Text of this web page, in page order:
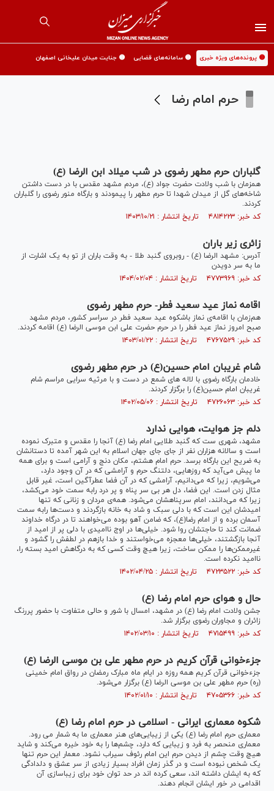
🟡 پرونده‌های ویژه خبری 🟡 سامانه‌های قضایی 🟡 جنایت میدان علیخانی اصفهان
حرم امام رضا
گلباران حرم مطهر رضوی در شب میلاد ابن الرضا (ع)
همزمان با شب ولادت حضرت جواد (ع)، مردم مشهد مقدس با در دست داشتن
شاخه‌های گل از میدان شهدا تا حرم مطهر را پیمودند و بارگاه منور رضوی را گلباران
کردند.
کد خبر: ۴۸۱۴۲۲۳ تاریخ انتشار : ۱۴۰۳/۱۰/۲۱
زائری زیر باران
آدرس: مشهد الرضا (ع) - روبروی گنبد طلا - به وقت باران از تو به یک اشارت از
ما به سر دویدن
کد خبر: ۴۷۷۳۹۶۹ تاریخ انتشار : ۱۴۰۴/۰۲/۰۴
اقامه نماز عید سعید فطر- حرم مطهر رضوی
هم‌زمان با اقامه‌ی نماز باشکوه عید سعید فطر در سراسر کشور، مردم مشهد
صبح امروز نماز عید فطر را در حرم حضرت علی ابن موسی الرضا (ع) اقامه کردند.
کد خبر: ۴۷۶۷۵۲۹ تاریخ انتشار : ۱۴۰۳/۰۱/۲۲
شام غریبان امام حسین(ع) در حرم مطهر رضوی
خادمان بارگاه رضوی با لاله های شمع در دست و با مرثیه سرایی مراسم شام
غریبان امام حسین(ع) را برگزار کردند.
کد خبر: ۴۷۲۶۰۶۳ تاریخ انتشار : ۱۴۰۲/۰۵/۰۶
دلم جز هوایت، هوایی ندارد
مشهد، شهری ست که گنبد طلایی امام رضا (ع) آنجا را مقدس و متبرک نموده
است و سالانه هزاران نفر از جای جای جهان اسلام به این شهر آمده تا دستانشان
به ضریح این بارگاه برسد. حرم امام هشتم، مکان دنج و آرامی است و برای همه
ما پیش می‌آید که روزهایی، دلتنگ حرم و آرامشی که در آن وجود دارد،
می‌شویم، زیرا که می‌دانیم، آرامشی که در آن فضا عطرآگین است، غیر قابل
مثال زدن است. این فضا، دل هر بی سر پناه و پر درد رابه سمت خود می‌کشد،
زیرا که می‌دانند، امام سرپناهشان می‌شود. همه‌ی مردان و زنانی که تنها
امیدشان این است که با دلی سبک و شاد به خانه بازگردند و دست‌ها رابه سمت
آسمان برده و از امام رضا(ع)، که ضامن آهو بوده می‌خواهند تا در درگاه خداوند
ضمانت کند تا حاجتشان روا شود. خیلی‌ها در اوج ناامیدی با دلی پر از امید از
آنجا بازگشتند، خیلی‌ها معجزه می‌خواستند و خدا بازهم در لطفش را گشود و
غیرممکن‌ها را ممکن ساخت، زیرا هیچ وقت کسی که به درگاهش امید بسته را،
ناامید نکرده است.
کد خبر: ۴۷۲۳۵۲۲ تاریخ انتشار : ۱۴۰۲/۰۴/۲۵
حال و هوای حرم امام رضا (ع)
جشن ولادت امام رضا (ع) در مشهد، امسال با شور و حالی متفاوت با حضور پررنگ
زائران و مجاوران رضوی برگزار شد.
کد خبر: ۴۷۱۵۴۹۹ تاریخ انتشار : ۱۴۰۲/۰۳/۱۰
جزءخوانی قرآن کریم در حرم مطهر علی بن موسی الرضا (ع)
جزءخوانی قرآن کریم همه روزه در ایام ماه مبارک رمضان در رواق امام خمینی
(ره) حرم مطهر علی بن موسی الرضا (ع) برگزار می‌شود.
کد خبر: ۴۷۰۵۳۶۶ تاریخ انتشار : ۱۴۰۲/۰۱/۱۰
شکوه معماری ایرانی - اسلامی در حرم امام رضا (ع)
معماری حرم امام رضا (ع) یکی از زیبایی‌های هنر معماری ما به شمار می رود.
معماری منحصر به فرد و زیبایی که دارد، چشم‌ها را به خود خیره می‌کند و شاید
هیچ وقت چشم از دیدن حرم این امام رئوف سیراب نشود. معمار این حرم تنها
یک شخص نبوده است و در گذر زمان افراد بسیار زیادی از سر عشق و دلدادگی
که به ایشان داشته اند، سعی کرده اند در حد توان خود برای زیباسازی آن
اقدامی در خور ایشان انجام دهند.